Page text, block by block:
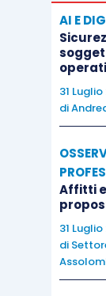
AI E
31
di
Affitti
31
di